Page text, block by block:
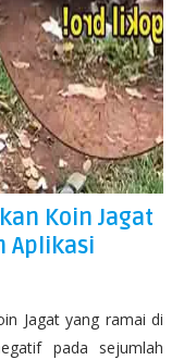
Koin Jagat
Aplikasi
Jagat yang ramai di
pada sejumlah